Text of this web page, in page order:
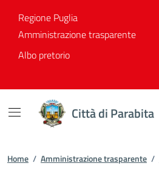
Regione Puglia
Amministrazione trasparente
Albo pretorio
Città di Parabita
Home / Amministrazione trasparente /